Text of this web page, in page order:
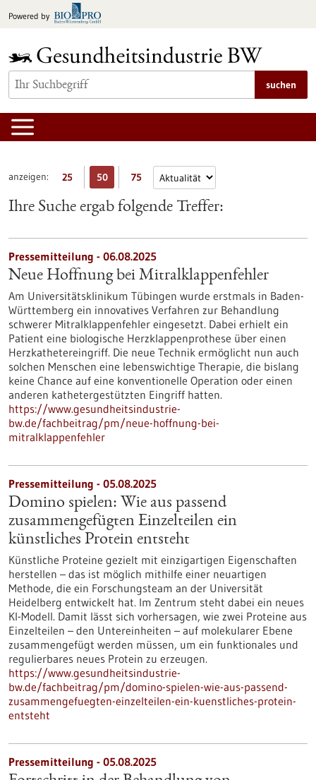
Inhalt
Powered by
suchen
anzeigen: 25 50 75
Ihre Suche ergab folgende Treffer:
Pressemitteilung - 06.08.2025
Neue Hoffnung bei Mitralklappenfehler
Am Universitätsklinikum Tübingen wurde erstmals in Baden-
Württemberg ein innovatives Verfahren zur Behandlung
schwerer Mitralklappenfehler eingesetzt. Dabei erhielt ein
Patient eine biologische Herzklappenprothese über einen
Herzkathetereingriff. Die neue Technik ermöglicht nun auch
solchen Menschen eine lebenswichtige Therapie, die bislang
keine Chance auf eine konventionelle Operation oder einen
anderen kathetergestützten Eingriff hatten.
https://www.gesundheitsindustrie-
bw.de/fachbeitrag/pm/neue-hoffnung-bei-
mitralklappenfehler
Pressemitteilung - 05.08.2025
Domino spielen: Wie aus passend
zusammengefügten Einzelteilen ein
künstliches Protein entsteht
Künstliche Proteine gezielt mit einzigartigen Eigenschaften
herstellen – das ist möglich mithilfe einer neuartigen
Methode, die ein Forschungsteam an der Universität
Heidelberg entwickelt hat. Im Zentrum steht dabei ein neues
KI-Modell. Damit lässt sich vorhersagen, wie zwei Proteine aus
Einzelteilen – den Untereinheiten – auf molekularer Ebene
zusammengefügt werden müssen, um ein funktionales und
regulierbares neues Protein zu erzeugen.
https://www.gesundheitsindustrie-
bw.de/fachbeitrag/pm/domino-spielen-wie-aus-passend-
zusammengefuegten-einzelteilen-ein-kuenstliches-protein-
entsteht
Pressemitteilung - 05.08.2025